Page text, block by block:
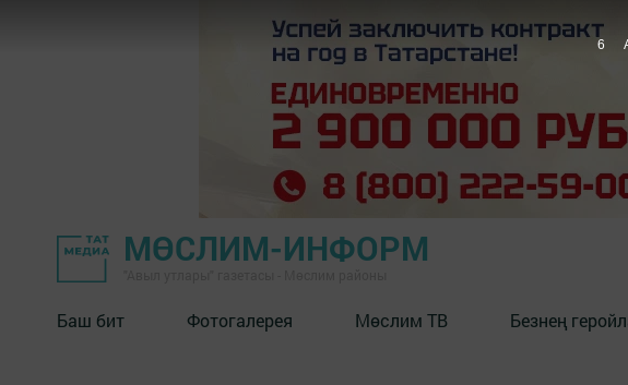
МӨСЛИМ-ИНФОРМ
Баш бит Фотогалерея Мөслим ТВ Безнең
5